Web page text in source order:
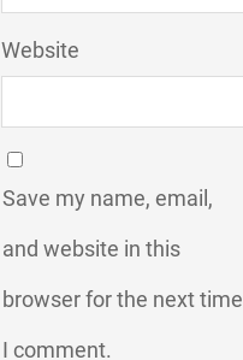
Website
Save my name, email,
and website in this
browser for the next time
I comment.